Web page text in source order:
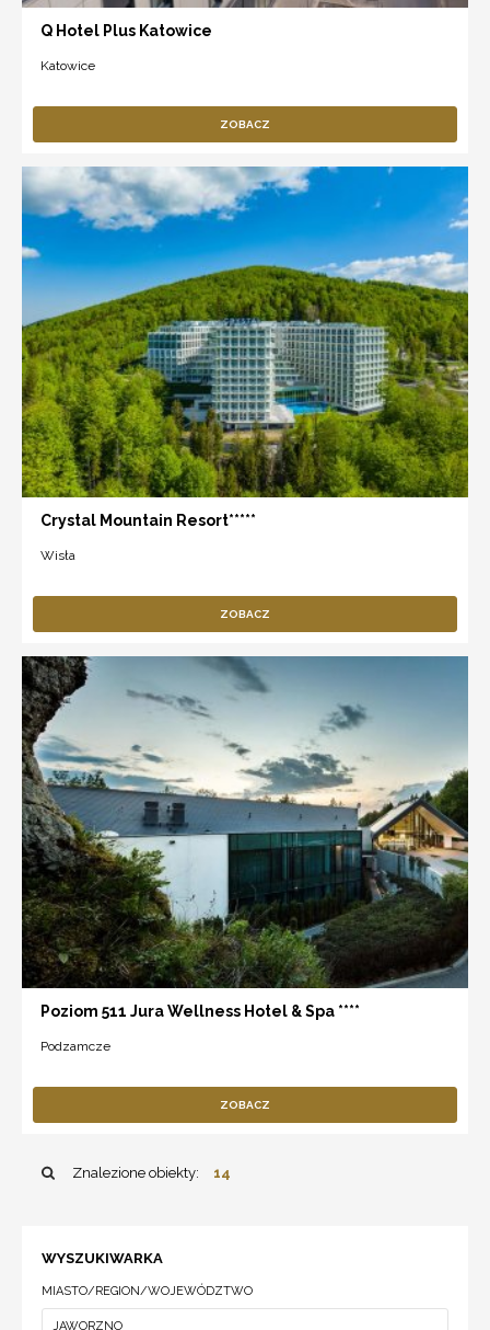
Q Hotel Plus Katowice
Katowice
ZOBACZ
Crystal Mountain Resort*****
Wisła
ZOBACZ
Poziom 511 Jura Wellness Hotel & Spa ****
Podzamcze
ZOBACZ
Znalezione obiekty: 14
WYSZUKIWARKA
MIASTO/REGION/WOJEWÓDZTWO